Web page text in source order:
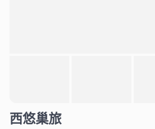
西悠巢旅